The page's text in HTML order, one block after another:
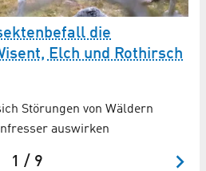
die
Elch und Rothirsch
Störungen von Wäldern
auswirken
1 / 9